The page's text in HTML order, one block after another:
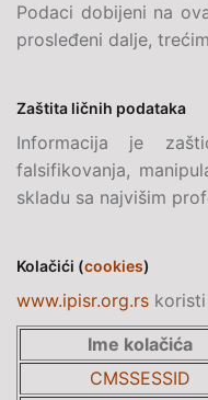
Podaci dobijeni na
prosleđeni dalje,
Zaštita ličnih podataka
Informacija je
falsifikovanja,
skladu sa najvišim
Kolačići (cookies)
www.ipisr.org.rs
Ime kolačića
CMSSESSID